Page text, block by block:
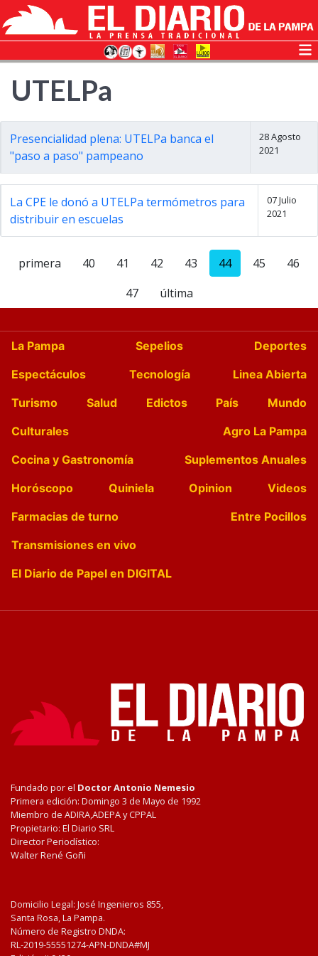
UTELPa
Presencialidad plena: UTELPa banca el
"paso a paso" pampeano
28 Agosto
2021
La CPE le donó a UTELPa termómetros para
distribuir en escuelas
07 Julio
2021
primera 40 41 42 43 44 45
46
47
última
La Pampa Sepelios
Deportes
Espectáculos
Tecnología
Linea Abierta
Turismo
Salud Edictos País
Mundo
Culturales
Agro La Pampa
Cocina y Gastronomía
Suplementos Anuales
Horóscopo
Quiniela Opinion
Videos
Farmacias de turno
Entre Pocillos
Transmisiones en vivo
El Diario de Papel en DIGITAL
Fundado por el Doctor Antonio Nemesio
Primera edición: Domingo 3 de Mayo de 1992
Miembro de ADIRA,ADEPA y CPPAL
Propietario: El Diario SRL
Director Periodístico:
Walter René Goñi
Domicilio Legal: José Ingenieros 855,
Santa Rosa, La Pampa.
Número de Registro DNDA:
RL-2019-55551274-APN-DNDA#MJ